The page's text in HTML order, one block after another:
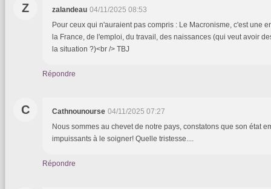
Z zalandeau 04/11/2025 08:53
Pour ceux qui n'auraient pas compris : Le Macronisme, c'est une
la France, de l'emploi, du travail, des naissances (qui veut avoir
la situation ?)<br /> TBJ
Répondre
C Cathnounourse 04/11/2025 07:27
Nous sommes au chevet de notre pays, constatons que son état
impuissants à le soigner! Quelle tristesse....
Répondre